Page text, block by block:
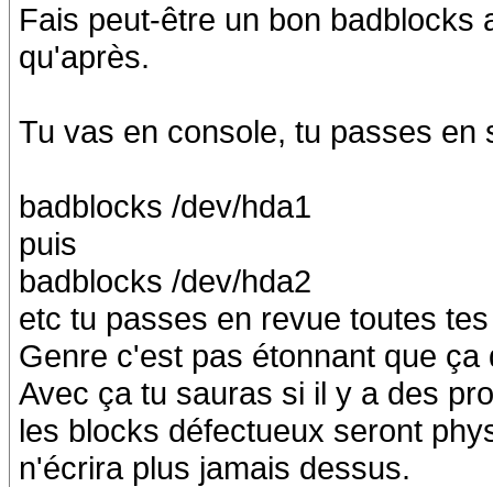
Fais peut-être un bon badblocks
qu'après.
Tu vas en console, tu passes en
badblocks /dev/hda1
puis
badblocks /dev/hda2
etc tu passes en revue toutes
Genre c'est pas étonnant que
Avec ça tu sauras si il y a des
les blocks défectueux seront
n'écrira plus jamais dessus.